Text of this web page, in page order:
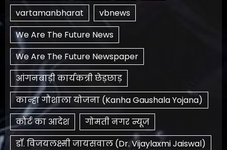
vartamanbharat
vbnews
We Are The Future News
We Are The Future Newspaper
आंगनबाड़ी कार्यकत्री छेड़छाड़
कान्हा गौशाला योजना (Kanha Gaushala Yojana)
कोर्ट का आदेश
गोमती नगर न्यूज
डॉ. विजयलक्ष्मी जायसवाल (Dr. Vijaylaxmi Jaiswal)